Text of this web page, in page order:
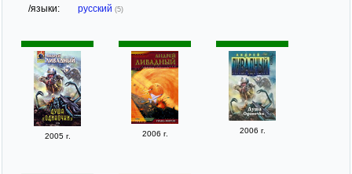
/языки: русский (5)
2005 г. 2006 г. 2006 г.